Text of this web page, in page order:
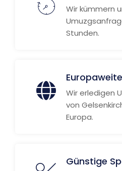
Wir kümmern
Stunden.
Wir erledigen
von
Europa.
Günstige